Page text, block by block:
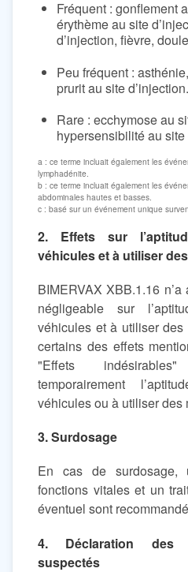
Fréquent : gonflement
érythème au site
d’injection, fièvre,
Peu fréquent :
prurit au site d’injection.
Rare : ecchymose au
hypersensibilité au
a : ce terme incluait également les
lymphadénite.
b : ce terme incluait également les
abdominales hautes et basses.
c : basé sur un événement unique
2. Effets sur
véhicules et à utiliser
BIMERVAX XBB.1.16
négligeable sur
véhicules et à utiliser des
certains des effets
"Effets
temporairement
véhicules ou à utiliser des
3. Surdosage
En cas de surdosage,
fonctions vitales et un
éventuel sont
4. Déclaration des
suspectés